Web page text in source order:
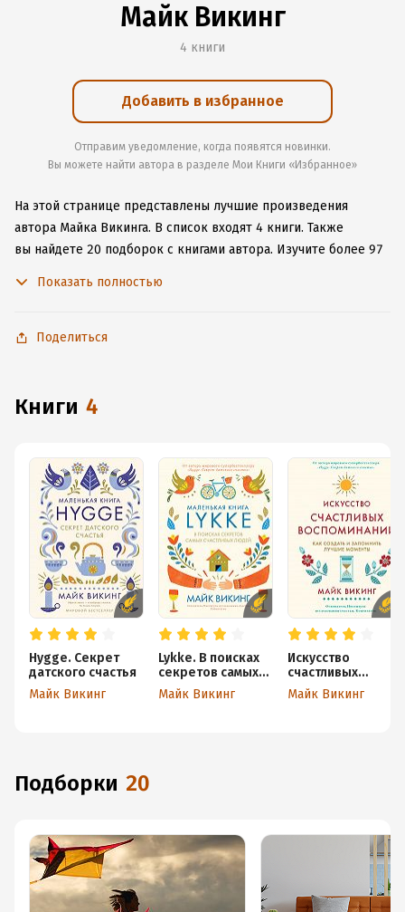
Майк Викинг
4 книги
Добавить в избранное
Отправим уведомление, когда появятся новинки.
Вы можете найти автора в разделе Мои Книги «Избранное»
На этой странице представлены лучшие произведения
автора Майка Викинга. В список входят 4 книги. Также
вы найдете 20 подборок с книгами автора. Изучите более 97
не расставаться с любимыми произведениями даже без
Показать полностью
Поделиться
книги 4
Hygge. Секрет
датского счастья
Майк Викинг
Lykke. В поисках
секретов самых
счастливых людей
Майк Викинг
Искусство
счастливых
воспоминаний.
Как создать и
Майк Викинг
Подборки 20